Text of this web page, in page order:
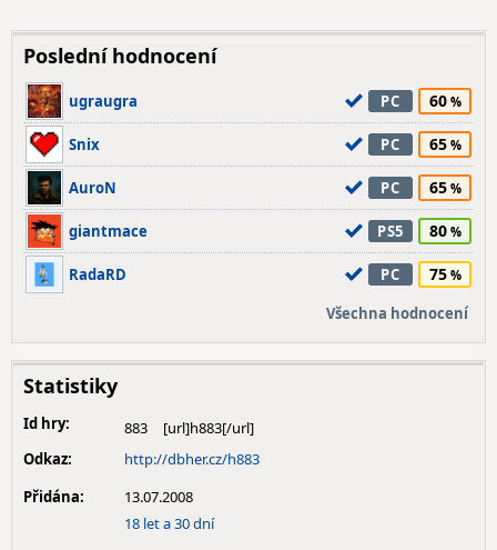
Poslední hodnocení
ugraugra PC 60
Snix PC 65
AuroN PC 65
giantmace PS5 80
RadaRD PC 75
Všechna hodnocení
Statistiky
Id hry:
883
Odkaz:
http://dbher.cz/h883
Přidána:
13.07.2008
18 let a 30 dní